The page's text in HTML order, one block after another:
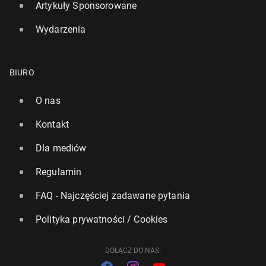
Izraela przez Amman w ciągu kil­ku­dzie­się­ciu
16 czerwca 2025, 13:30
Artykuły Sponsorowane
Wydarzenia
BIURO
O nas
Kontakt
Dla mediów
Regulamin
FAQ - Najczęściej zadawane pytania
Polityka prywatności / Cookies
DOŁĄCZ DO NAS: